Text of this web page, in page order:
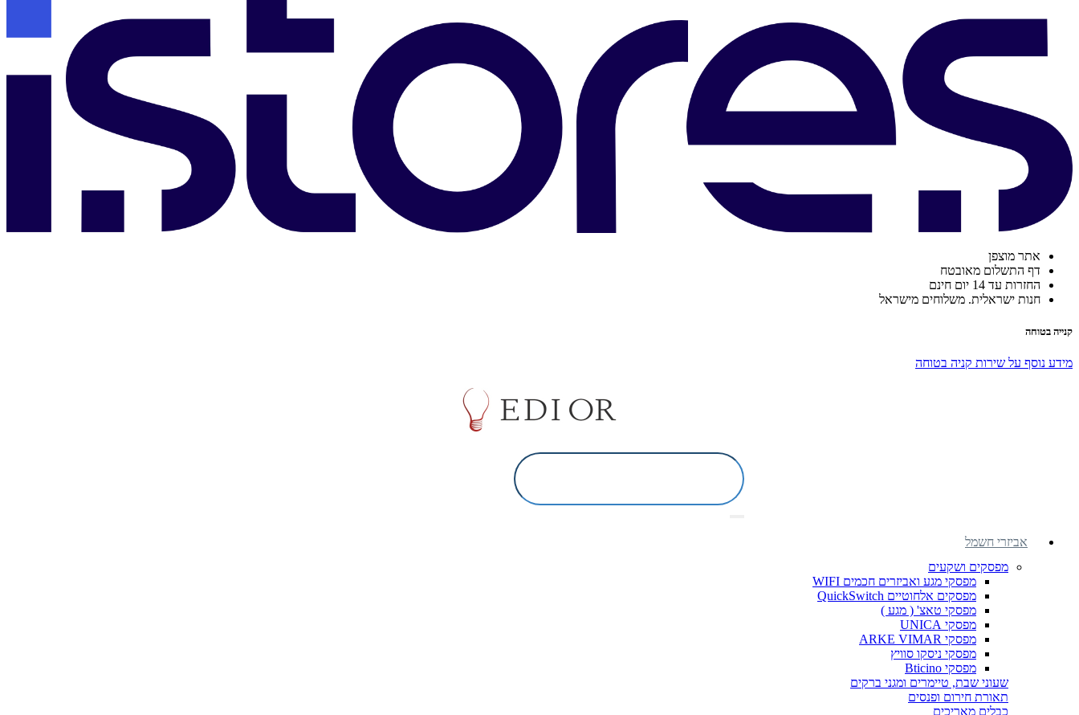
אתר מוצפן
דף התשלום מאובטח
החזרות עד 14 יום חינם
חנות ישראלית. משלוחים מישראל
קנייה בטוחה
מידע נוסף על שירות קניה בטוחה
אביזרי חשמל
מפסקים ושקעים
מפסקי מגע ואביזרים חכמים WIFI
מפסקים אלחוטיים QuickSwitch
מפסקי טאצ' ( מגע )
מפסקי UNICA
מפסקי ARKE VIMAR
מפסקי ניסקו סוויץ
מפסקי Bticino
שעוני שבת, טיימרים ומגני ברקים
תאורת חירום ופנסים
כבלים מאריכים